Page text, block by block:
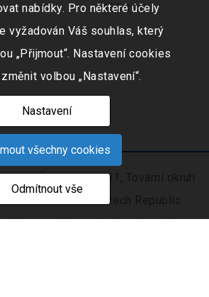
155.3 kB
s.r.o., IČO: 253 51 311, Tovární okruh
nad Moravicí, Czech Republic
rejstříku vedeném Krajským
nabídky. Pro některé účely
vyžadován Váš souhlas, který
„Přijmout“. Nastavení cookies
volbou „Nastavení“.
Nastavení
všechny cookies
Odmítnout vše